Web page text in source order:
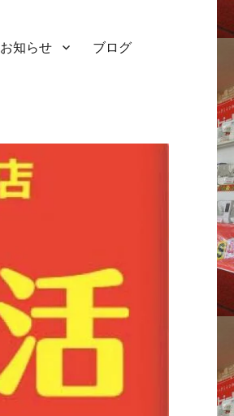
お知らせ ブログ